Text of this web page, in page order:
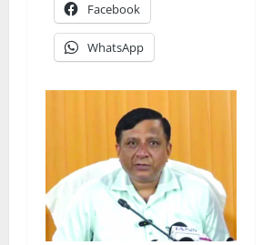
Facebook
WhatsApp